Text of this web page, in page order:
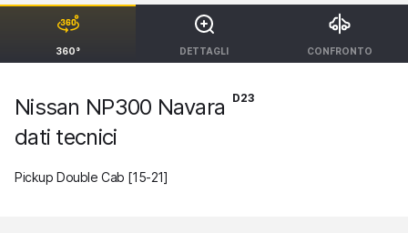
360° DETTAGLI CONFRONTO
Nissan NP300 Navara D23
dati tecnici
Pickup Double Cab [15-21]